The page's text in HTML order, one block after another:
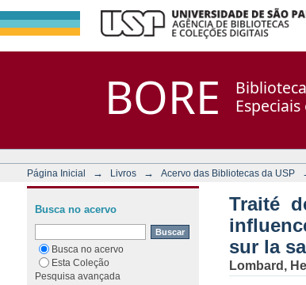
BORE
Traité de
influences
la santé. V. 1.
Página Inicial → Livros → Acervo das Bibliotecas da USP
Traité
sur la
Lombard,
Busca no acervo
Busca no acervo
Esta Coleção
Pesquisa avançada